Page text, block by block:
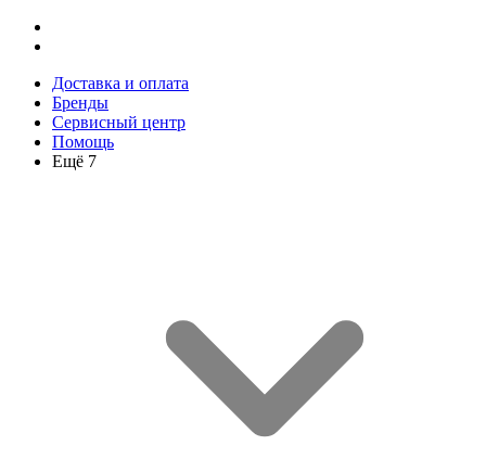
Доставка и оплата
Бренды
Сервисный центр
Помощь
Ещё 7